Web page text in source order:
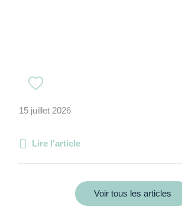
15 juillet 2026
Lire l'article
Voir tous les articles